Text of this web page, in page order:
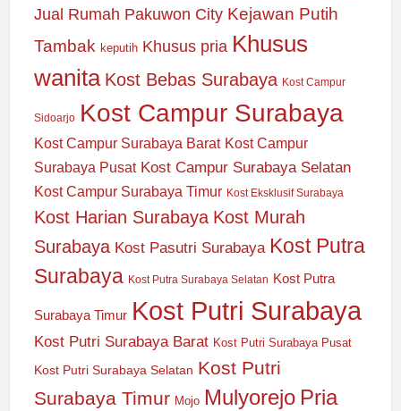
Jual Rumah Pakuwon City Kejawan Putih
Tambak keputih Khusus pria Khusus
wanita Kost Bebas Surabaya Kost Campur
Sidoarjo Kost Campur Surabaya
Kost Campur Surabaya Barat Kost Campur
Surabaya Pusat Kost Campur Surabaya Selatan
Kost Campur Surabaya Timur Kost Eksklusif Surabaya
Kost Harian Surabaya Kost Murah
Surabaya Kost Pasutri Surabaya Kost Putra
Surabaya Kost Putra Surabaya Selatan Kost Putra
Surabaya Timur Kost Putri Surabaya
Kost Putri Surabaya Barat Kost Putri Surabaya Pusat
Kost Putri Surabaya Selatan Kost Putri
Surabaya Timur Mojo Mulyorejo Pria